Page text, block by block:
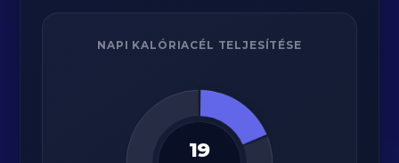
NAPI KALÓRIACÉL TELJESÍTÉSE
19